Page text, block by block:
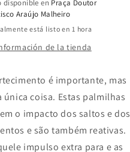
disponible en Praça Doutor
Araújo Malheiro
está listo en 1 hora
de la tienda
é importante, mas
única coisa. Estas palmilhas
o impacto dos saltos e dos
e são também reativas.
impulso extra para e as